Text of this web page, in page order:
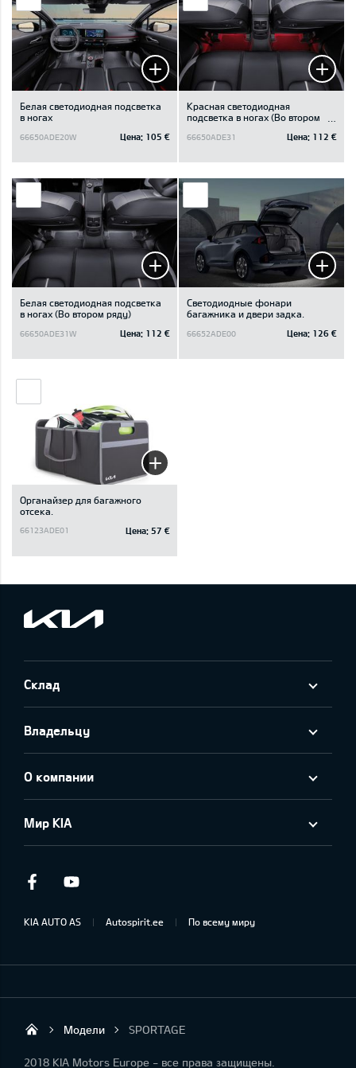
Белая светодиодная подсветка
в ногах
66650ADE20W Цена: 105 €
Красная светодиодная
подсветка в ногах (Во втором
66650ADE31 Цена: 112 €
Белая светодиодная подсветка
в ногах (Во втором ряду)
66650ADE31W Цена: 112 €
Светодиодные фонари
багажника и двери задка.
66652ADE00 Цена: 126 €
Oрганайзер для багажного
отсека.
66123ADE01 Цена: 57 €
Склад
Владельцу
О компании
Мир KIA
Facebook
KIA AUTO AS Autospirit.ee По всему миру
Autospirit Tartu OÜ
Модели SPORTAGE
2018 KIA Motors Europe - все права защищены.